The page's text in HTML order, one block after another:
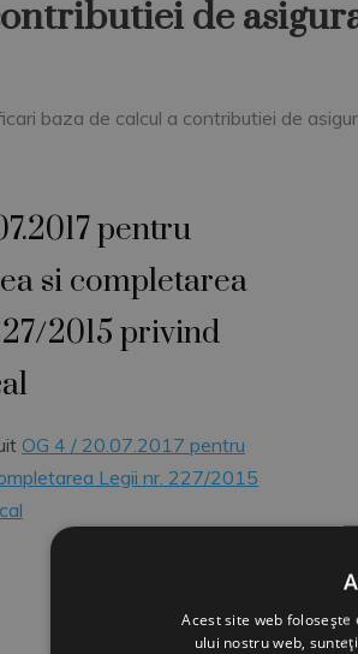
de
baza de calcul a contributiei de
pentru
si completarea
2015 privind
OG 4 / 20.07.2017 pentru
Legii nr. 227/2015
Acest site web
ului nostru web,